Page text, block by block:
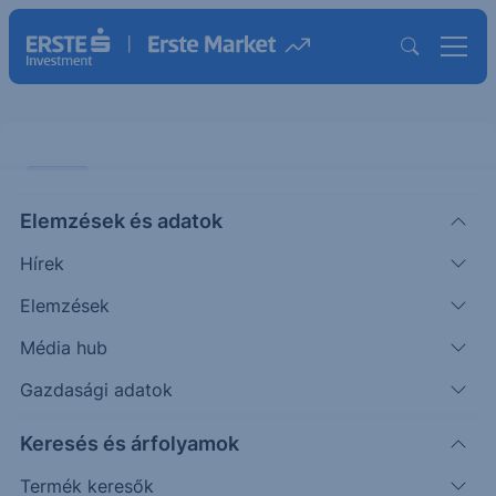
Elemzések és adatok
Hírek
Elemzések
Média hub
Gazdasági adatok
Keresés és árfolyamok
Termék keresők
jöhetnek
A múlt heti vártnál erősebb amerikai
munkaerőpiaci adatok és a növekvő inflációs